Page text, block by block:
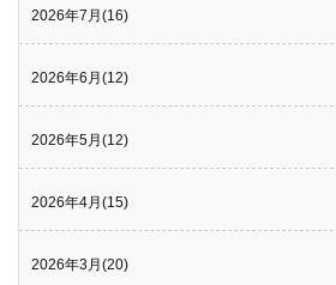
2026年7月(16)
2026年6月(12)
2026年5月(12)
2026年4月(15)
2026年3月(20)